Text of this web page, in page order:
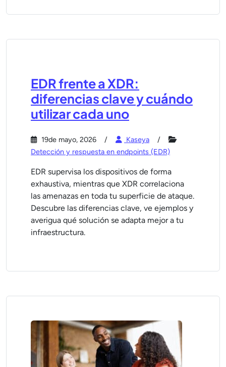
EDR frente a XDR:
diferencias clave y cuándo
utilizar cada uno
19de mayo, 2026
Kaseya
Detección y respuesta en endpoints (EDR)
EDR supervisa los dispositivos de forma
exhaustiva, mientras que XDR correlaciona
las amenazas en toda tu superficie de ataque.
Descubre las diferencias clave, ve ejemplos y
averigua qué solución se adapta mejor a tu
infraestructura.